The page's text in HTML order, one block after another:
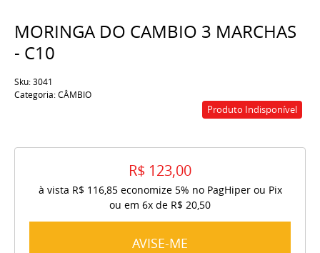
MORINGA DO CAMBIO 3 MARCHAS
- C10
Sku:3041
Categoria:CÂMBIO
Produto Indisponível
R$ 123,00
à vista R$ 116,85economize 5% no PagHiper ou Pix
ou em 6x de R$ 20,50
AVISE-ME